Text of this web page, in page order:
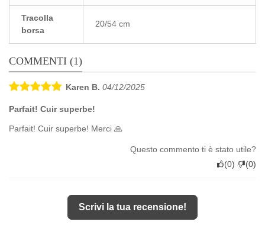
Tracolla
borsa
20/54 cm
COMMENTI (1)
Karen B. 04/12/2025
Parfait! Cuir superbe!
Parfait! Cuir superbe! Merci 🙏
Questo commento ti è stato utile?
(0) (0)
Scrivi la tua recensione!